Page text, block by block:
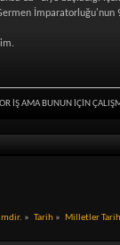
İmparatorluğu'nun
İŞ AMA BUNUN İÇİN
» Tarih » Milletler